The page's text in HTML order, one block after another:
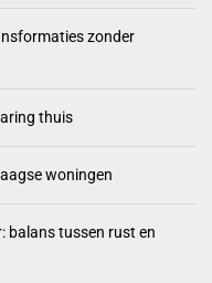
zonder
thuis
woningen
balans tussen rust en